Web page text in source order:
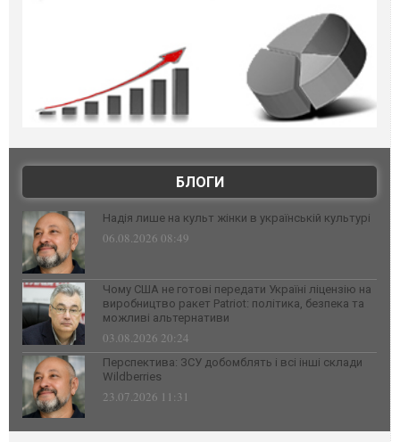
БЛОГИ
Надія лише на культ жінки в українській культурі
06.08.2026 08:49
Чому США не готові передати Україні ліцензію на
виробництво ракет Patriot: політика, безпека та
можливі альтернативи
03.08.2026 20:24
Перспектива: ЗСУ добомблять і всі інші склади
Wildberries
23.07.2026 11:31